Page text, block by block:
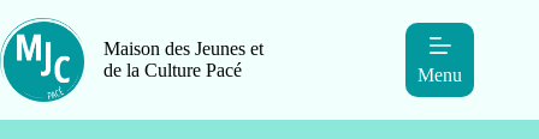
Maison des Jeunes et
de la Culture Pacé
Menu